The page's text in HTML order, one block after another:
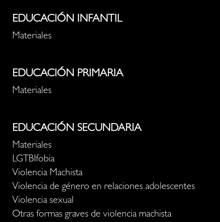
EDUCACIÓN INFANTIL
Materiales
EDUCACIÓN PRIMARIA
Materiales
EDUCACIÓN SECUNDARIA
Materiales
LGTBIfobia
Violencia Machista
Violencia de género en relaciones adolescentes
Violencia sexual
Otras formas graves de violencia machista